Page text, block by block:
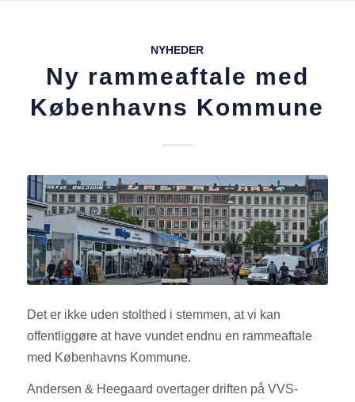
NYHEDER
Ny rammeaftale med
Københavns Kommune
Det er ikke uden stolthed i stemmen, at vi kan
offentliggøre at have vundet endnu en rammeaftale
med Københavns Kommune.
Andersen & Heegaard overtager driften på VVS-